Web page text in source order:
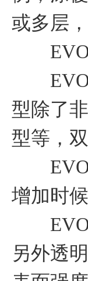
或多层
EVOH
EVOH
型除了
型等，
EVOH
增加时
EVOH
另外透